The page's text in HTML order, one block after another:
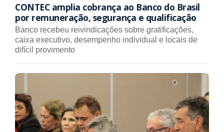
CONTEC amplia cobrança ao Banco do Brasil
por remuneração, segurança e qualificação
Banco recebeu reivindicações sobre gratificações,
caixa executivo, desempenho individual e locais de
difícil provimento